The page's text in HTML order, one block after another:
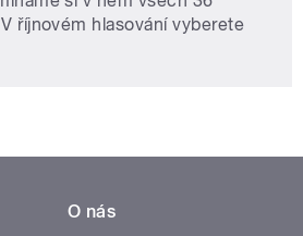
říjnovém hlasování vyberete
O nás